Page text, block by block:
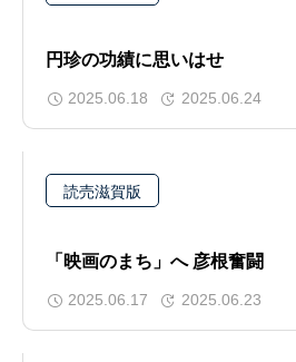
円珍の功績に思いはせ
2025.06.18 2025.06.24
読売滋賀版
「映画のまち」へ 彦根奮闘
2025.06.17 2025.06.23